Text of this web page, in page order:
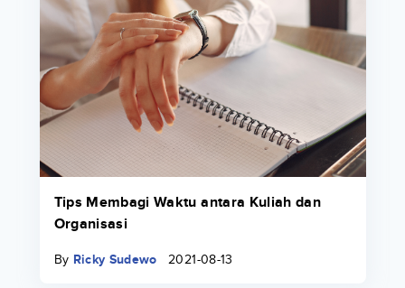
Tips Membagi Waktu antara Kuliah dan
Organisasi
By Ricky Sudewo 2021-08-13